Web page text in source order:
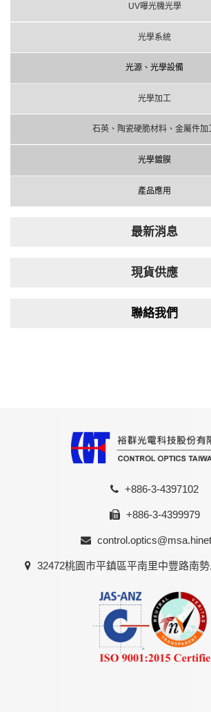
UV曝光機光學
光學系統
光源、光學設備
光學加工
石英、陶瓷硬脆材料、金屬件加
光學鍍膜
產品應用
最新消息
現貨供應
聯絡我們
+886-3-4397102
+886-3-4399979
32472桃園市平鎮區平南里中豐路南